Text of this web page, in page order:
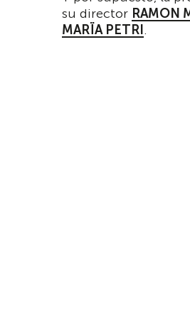
su director RAMON
MARÏA PETRI .